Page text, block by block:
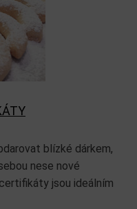
blízké dárkem,
nese nové
jsou ideálním